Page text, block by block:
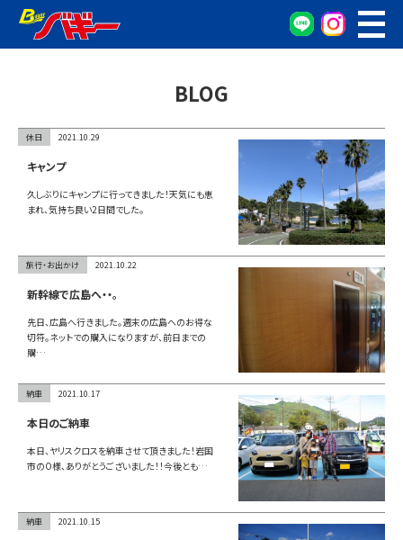
WEB予約
無料査定窓口
車両検索
車検/整備
グーネット在庫確認
お問い合わせ
BLOG
休日 2021.10.29
キャンプ
久しぶりにキャンプに行ってきました！天気にも恵
まれ、気持ち良い2日間でした。
旅行・お出かけ 2021.10.22
新幹線で広島へ・・。
先日、広島へ行きました。週末の広島へのお得な
切符。ネットでの購入になりますが、前日までの
購…
納車 2021.10.17
本日のご納車
本日、ヤリスクロスを納車させて頂きました！岩国
市のO様、ありがとうございました！！今後とも…
納車 2021.10.15